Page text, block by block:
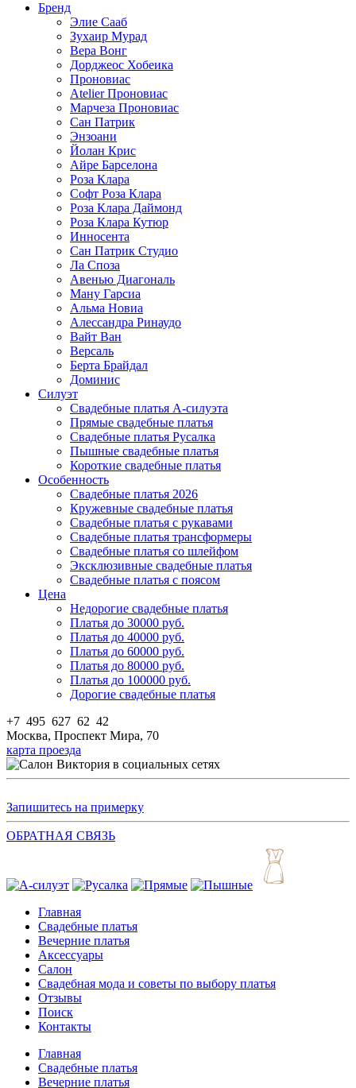
Бренд
Элие Сааб
Зухаир Мурад
Вера Вонг
Дорджеос Хобеика
Проновиас
Atelier Проновиас
Марчеза Проновиас
Сан Патрик
Энзоани
Йолан Крис
Айре Барселона
Роза Клара
Софт Роза Клара
Роза Клара Даймонд
Роза Клара Кутюр
Инносента
Сан Патрик Студио
Ла Споза
Авенью Диагональ
Ману Гарсиа
Альма Новиа
Алессандра Ринаудо
Вайт Ван
Версаль
Берта Брайдал
Доминис
Силуэт
Свадебные платья А-силуэта
Прямые свадебные платья
Свадебные платья Русалка
Пышные свадебные платья
Короткие свадебные платья
Особенность
Свадебные платья 2026
Кружевные свадебные платья
Свадебные платья с рукавами
Свадебные платья трансформеры
Свадебные платья со шлейфом
Эксклюзивные свадебные платья
Свадебные платья с поясом
Цена
Недорогие свадебные платья
Платья до 30000 руб.
Платья до 40000 руб.
Платья до 60000 руб.
Платья до 80000 руб.
Платья до 100000 руб.
Дорогие свадебные платья
+7 495 627 62 42
Москва, Проспект Мира, 70
карта проезда
Запишитесь на примерку
ОБРАТНАЯ СВЯЗЬ
Главная
Свадебные платья
Вечерние платья
Аксессуары
Салон
Свадебная мода и советы по выбору платья
Отзывы
Поиск
Контакты
Главная
Свадебные платья
Вечерние платья